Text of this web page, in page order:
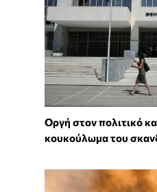
Οργή στον πολιτικό
κουκούλωμα του